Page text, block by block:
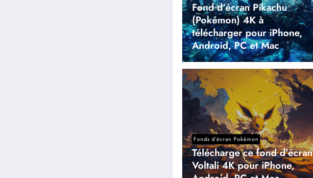
Fond d’écran Pikachu
(Pokémon) 4K à
télécharger pour iPhone,
Android, PC et Mac
Fonds d’écran Pokémon
Télécharge ce fond d’écran
Voltali 4K pour iPhone,